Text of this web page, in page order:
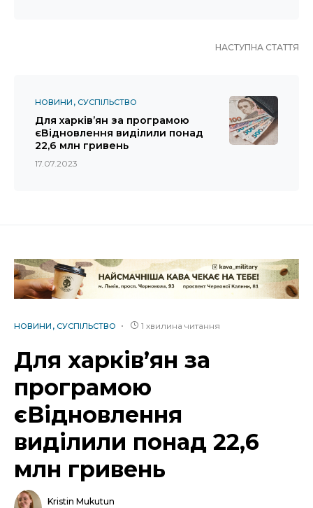
НАСТУПНА СТАТТЯ
НОВИНИ СУСПІЛЬСТВО
Для харків’ян за програмою
єВідновлення виділили понад
22,6 млн гривень
17.07.2023
НОВИНИ СУСПІЛЬСТВО 1 хвилина читання
Для харків’ян за
програмою
єВідновлення
виділили понад 22,6
млн гривень
Kristin Mukutun